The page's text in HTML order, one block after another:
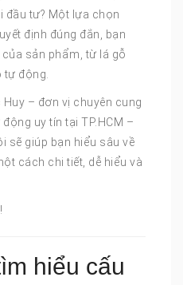
đầu tư? Một lựa chọn
định đúng đắn, bạn
sản phẩm, từ lá gỗ
tự động.
Huy – đơn vị chuyên cung
uy tín tại TP.HCM –
sẽ giúp bạn hiểu sâu về
cách chi tiết, dễ hiểu và
hiểu cấu